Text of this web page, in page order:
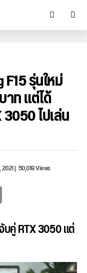
รุ่นใหม่
ท แต่ได้
ไปเล่น
| 50,019 Views
บคู่ RTX 3050 แต่